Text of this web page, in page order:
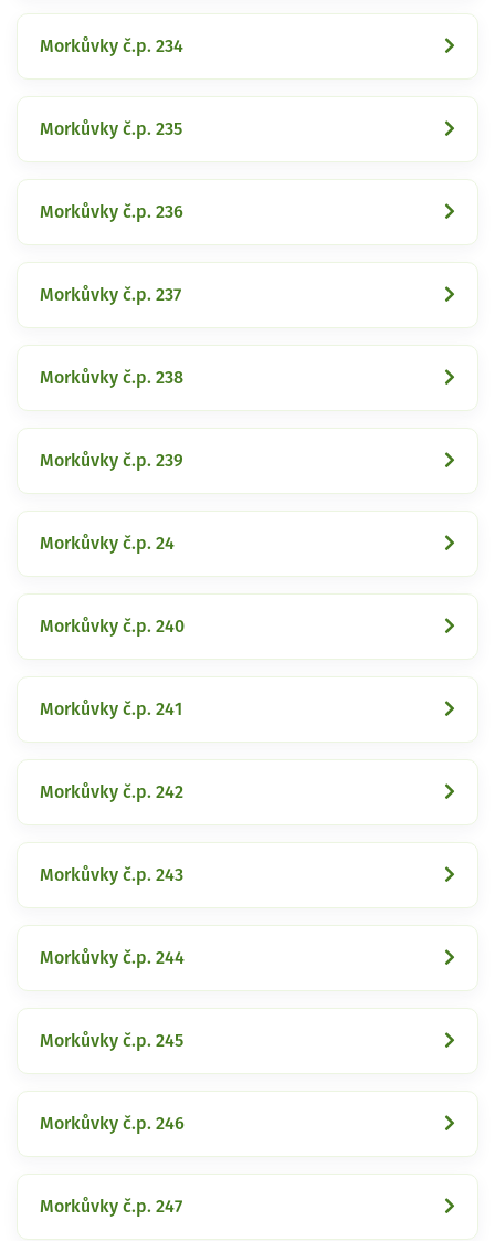
Morkůvky č.p. 234
Morkůvky č.p. 235
Morkůvky č.p. 236
Morkůvky č.p. 237
Morkůvky č.p. 238
Morkůvky č.p. 239
Morkůvky č.p. 24
Morkůvky č.p. 240
Morkůvky č.p. 241
Morkůvky č.p. 242
Morkůvky č.p. 243
Morkůvky č.p. 244
Morkůvky č.p. 245
Morkůvky č.p. 246
Morkůvky č.p. 247